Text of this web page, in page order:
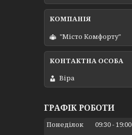
"Місто Комфорту"
Віра
ГРАФІК РОБОТИ
Понеділок 09:30 19:00